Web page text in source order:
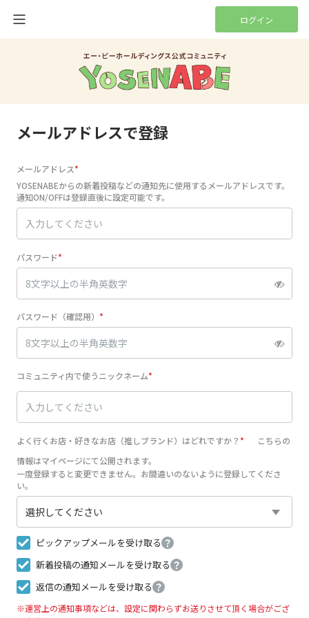
ログイン
メールアドレスで登録
メールアドレス
YOSENABEからの新着投稿などの通知先に使用するメールアドレスです。
通知ON/OFFは登録直後に設定可能です。
パスワード
パスワード（確認用）
コミュニティ内で使うニックネーム
よく行くお店・好きなお店（推しブランド）はどれですか？
こちらの
情報はマイページにて公開されます。
一度登録すると変更できません。お間違いのないように登録してくださ
い。
ピックアップメールを受け取る ？
新着投稿の通知メールを受け取る ？
返信の通知メールを受け取る ？
※運営上の通知事項などは、設定に関わらずお送りさせて頂く場合がござ